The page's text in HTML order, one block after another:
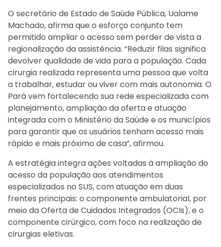
O secretário de Estado de Saúde Pública, Ualame
Machado, afirma que o esforço conjunto tem
permitido ampliar o acesso sem perder de vista a
regionalização da assistência. “Reduzir filas significa
devolver qualidade de vida para a população. Cada
cirurgia realizada representa uma pessoa que volta
a trabalhar, estudar ou viver com mais autonomia. O
Pará vem fortalecendo sua rede especializada com
planejamento, ampliação da oferta e atuação
integrada com o Ministério da Saúde e os municípios
para garantir que os usuários tenham acesso mais
rápido e mais próximo de casa”, afirmou.
A estratégia integra ações voltadas à ampliação do
acesso da população aos atendimentos
especializados no SUS, com atuação em duas
frentes principais: o componente ambulatorial, por
meio da Oferta de Cuidados Integrados (OCIs), e o
componente cirúrgico, com foco na realização de
cirurgias eletivas.